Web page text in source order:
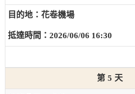
花卷機場
2026/06/06 16:30
5